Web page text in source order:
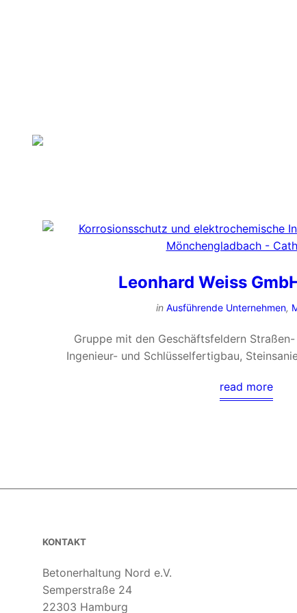
Leonhard Weiss
in Ausführende Unternehmen,
Gruppe mit den Geschäftsfeldern
Ingenieur- und Schlüsselfertigbau,
read more
KONTAKT
Betonerhaltung Nord e.V.
Semperstraße 24
22303 Hamburg